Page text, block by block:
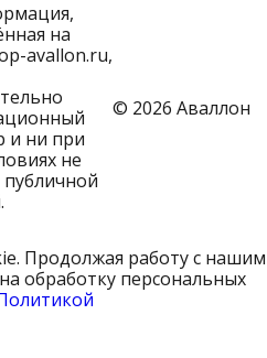
на
avallon.ru,
и ни при
не
публичной
© 2026 Аваллон
Продолжая работу с нашим
обработку персональных